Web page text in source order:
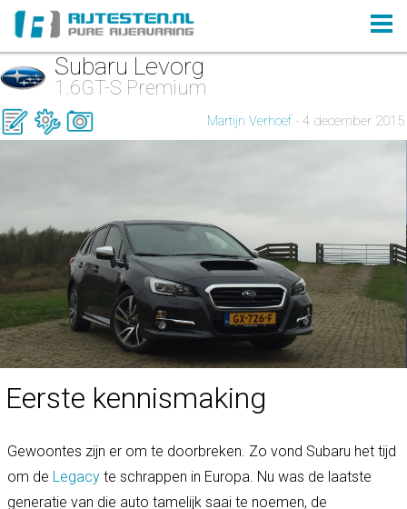
Subaru Levorg
1.6GT-S Premium
Martijn Verhoef - 4 december 2015
Eerste kennismaking
Gewoontes zijn er om te doorbreken. Zo vond Subaru het tijd
om de Legacy te schrappen in Europa. Nu was de laatste
generatie van die auto tamelijk saai te noemen, de